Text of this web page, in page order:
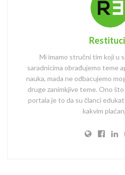
Mi imamo stručni tim koji u
saradnicima obrađujemo teme
nauka, mada ne odbacujemo
druge zanimkjive teme. Ono
portala je to da su članci
kakvim